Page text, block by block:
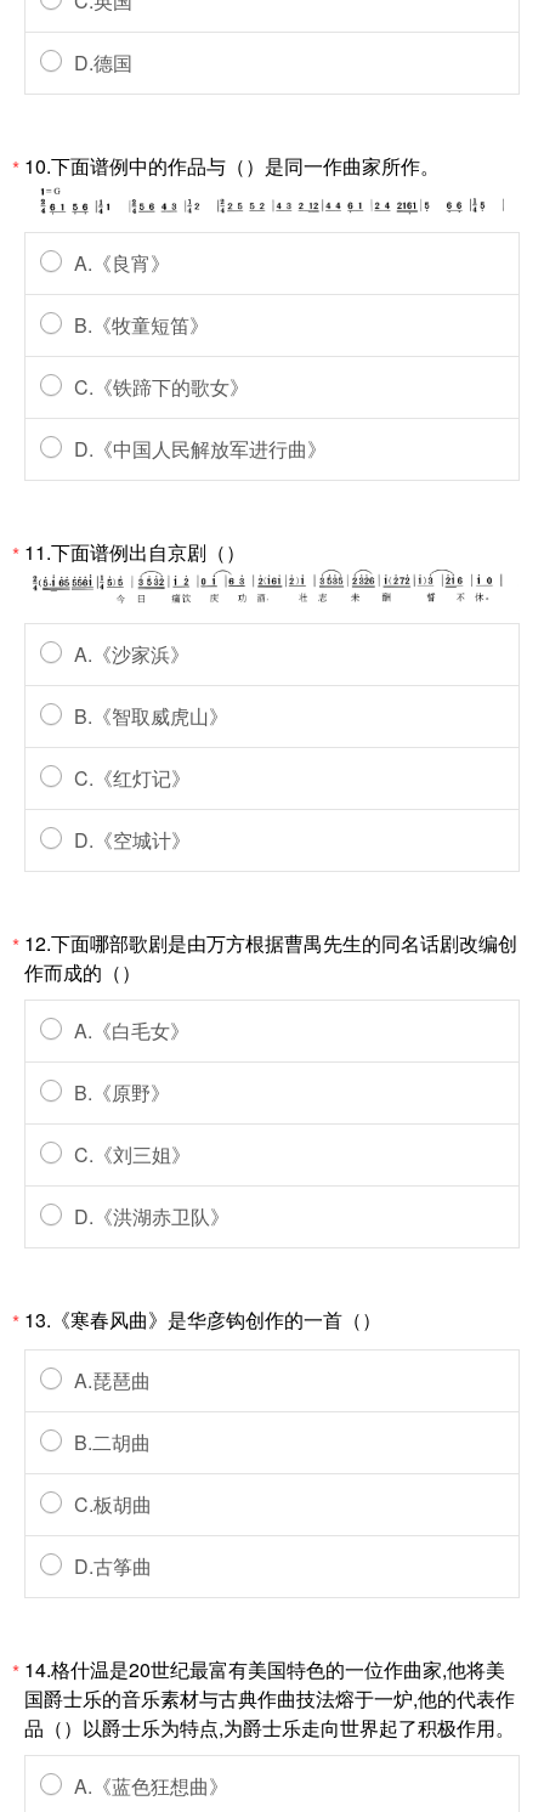
D.德国
* 10.下面谱例中的作品与（）是同一作曲家所作。
A.《良宵》
B.《牧童短笛》
C.《铁蹄下的歌女》
D.《中国人民解放军进行曲》
* 11.下面谱例出自京剧（）
A.《沙家浜》
B.《智取威虎山》
C.《红灯记》
D.《空城计》
* 12.下面哪部歌剧是由万方根据曹禺先生的同名话剧改编创
作而成的（）
A.《白毛女》
B.《原野》
C.《刘三姐》
D.《洪湖赤卫队》
* 13.《寒春风曲》是华彦钩创作的一首（）
A.琵琶曲
B.二胡曲
C.板胡曲
D.古筝曲
* 14.格什温是20世纪最富有美国特色的一位作曲家,他将美
国爵士乐的音乐素材与古典作曲技法熔于一炉,他的代表作
品（）以爵士乐为特点,为爵士乐走向世界起了积极作用。
A.《蓝色狂想曲》